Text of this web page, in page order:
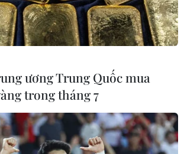
Xem thêm
TẤN XÃ VIỆT NAM
TIẾN DUẨN
ương Trung Quốc mua
trong tháng 7